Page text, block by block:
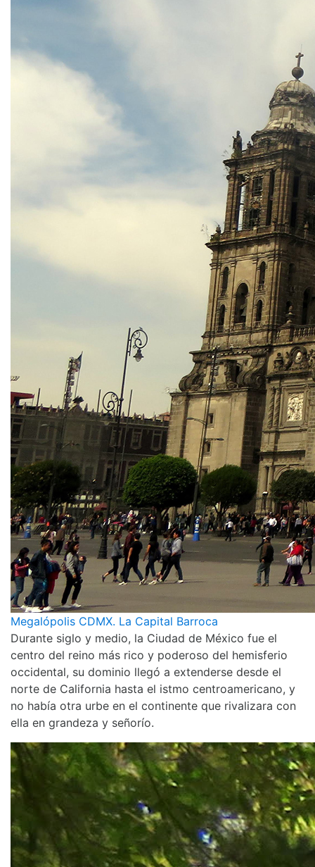
Megalópolis CDMX. La Capital Barroca
Durante siglo y medio, la Ciudad de México fue el
centro del reino más rico y poderoso del hemisferio
occidental, su dominio llegó a extenderse desde el
norte de California hasta el istmo centroamericano, y
no había otra urbe en el continente que rivalizara con
ella en grandeza y señorío.